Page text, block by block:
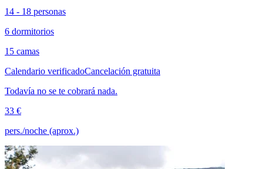
14 - 18 personas
6 dormitorios
15 camas
Calendario verificadoCancelación gratuita
Todavía no se te cobrará nada.
33 €
pers./noche (aprox.)